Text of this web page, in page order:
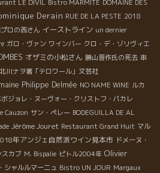
LE DIVIL Bistro MARMITE DOMAINE DES
Derain RUE DE LA PESTE 2018
ロの西さん イーストライン un dernier
ガロ・ヴァン ワインバー クロ・デ・ゾリヴィエ
オザミの小松さん 勝山晋作氏の死去 串
北川ナヲ著「テロワール」文芸社
Philippe Delmée NO NAME WINE ルカ
ジョレ・ヌーヴォー・クリストフ・パカレ
Cauzon サン・ペレー BODEGUILLA DE AL
Jérôme Jouret Restaurant Grand Huit マル
年アンジェ自然派ワイン見本市 ドメーヌ・
スカブ M. Bispalie ピトル2004年 Olivier
シャルルマーニュ Bistro UN JOUR Margaux